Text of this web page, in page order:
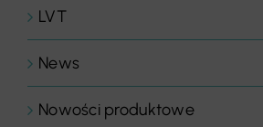
LVT
News
Nowości produktowe